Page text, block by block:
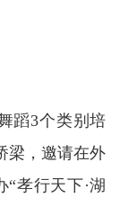
蹈3个类别培
梁，邀请在外
孝行天下·湖